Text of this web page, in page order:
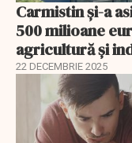
Carmistin și-a
500 milioane
agricultură și
22 DECEMBRIE 2025